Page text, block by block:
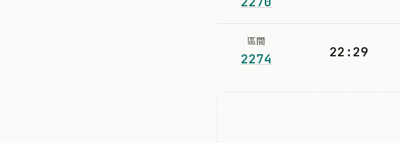
區間
2274 22:29